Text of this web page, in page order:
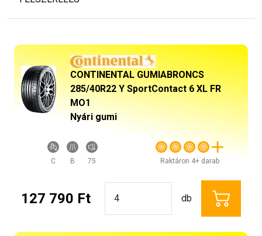
CONTINENTAL GUMIABRONCS
285/40R22 Y SportContact 6 XL FR
MO1
Nyári gumi
C B 75 Raktáron 4+ darab
127 790 Ft db